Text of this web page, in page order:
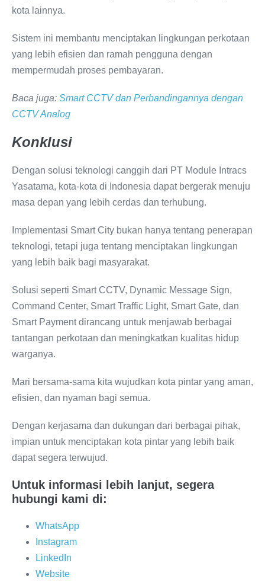
kota lainnya.
Sistem ini membantu menciptakan lingkungan perkotaan
yang lebih efisien dan ramah pengguna dengan
mempermudah proses pembayaran.
Baca juga: Smart CCTV dan Perbandingannya dengan
CCTV Analog
Konklusi
Dengan solusi teknologi canggih dari PT Module Intracs
Yasatama, kota-kota di Indonesia dapat bergerak menuju
masa depan yang lebih cerdas dan terhubung.
Implementasi Smart City bukan hanya tentang penerapan
teknologi, tetapi juga tentang menciptakan lingkungan
yang lebih baik bagi masyarakat.
Solusi seperti Smart CCTV, Dynamic Message Sign,
Command Center, Smart Traffic Light, Smart Gate, dan
Smart Payment dirancang untuk menjawab berbagai
tantangan perkotaan dan meningkatkan kualitas hidup
warganya.
Mari bersama-sama kita wujudkan kota pintar yang aman,
efisien, dan nyaman bagi semua.
Dengan kerjasama dan dukungan dari berbagai pihak,
impian untuk menciptakan kota pintar yang lebih baik
dapat segera terwujud.
Untuk informasi lebih lanjut, segera
hubungi kami di:
WhatsApp
Instagram
LinkedIn
Website